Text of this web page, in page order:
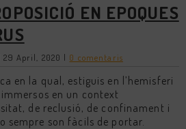
EN EPOQUES
29 April, 2020 | 0 comentaris
en la qual, estiguis en l’hemisferi
en un context
de reclusió, de confinament i
sempre son fàcils de portar.